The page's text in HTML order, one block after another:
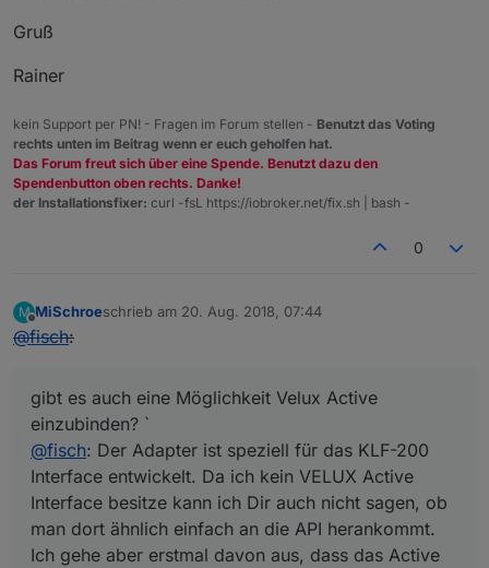
Gruß
Rainer
kein Support per PN! - Fragen im Forum stellen - Benutzt das Voting
rechts unten im Beitrag wenn er euch geholfen hat.
Das Forum freut sich über eine Spende. Benutzt dazu den
Spendenbutton oben rechts. Danke!
der Installationsfixer: curl -fsL https://iobroker.net/fix.sh | bash -
0
M
Offline
MiSchroeschrieb am 20. Aug. 2018, 07:44
zuletzt editiert von
@fisch:
gibt es auch eine Möglichkeit Velux Active
einzubinden? `
@fisch: Der Adapter ist speziell für das KLF-200
Interface entwickelt. Da ich kein VELUX Active
Interface besitze kann ich Dir auch nicht sagen, ob
man dort ähnlich einfach an die API herankommt.
Ich gehe aber erstmal davon aus, dass das Active